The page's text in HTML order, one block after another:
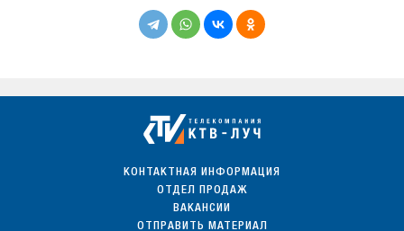
КОНТАКТНАЯ ИНФОРМАЦИЯ
ОТДЕЛ ПРОДАЖ
ВАКАНСИИ
ОТПРАВИТЬ МАТЕРИАЛ